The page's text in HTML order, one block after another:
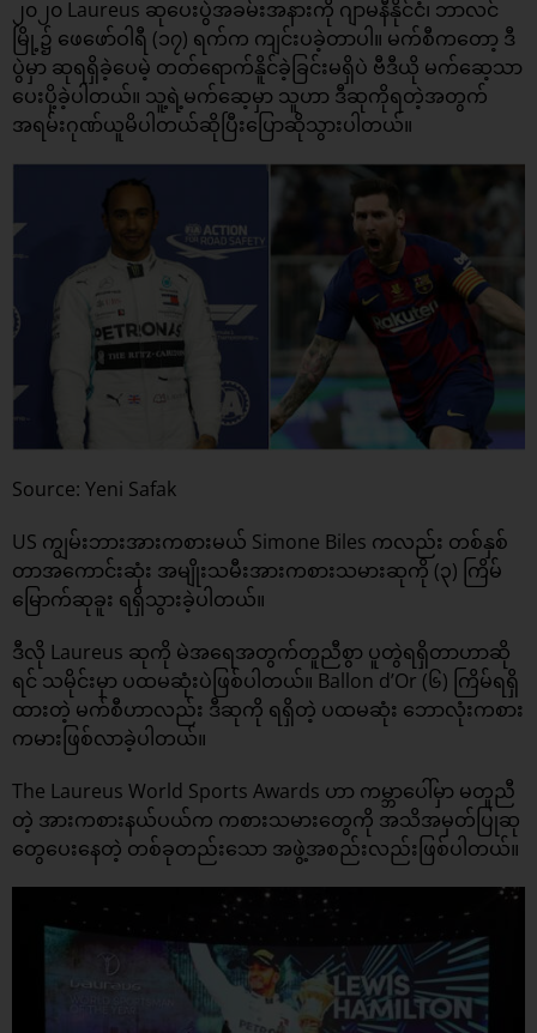
၂၀၂၀ Laureus ဆုပေးပွဲအခမ်းအနားကို ဂျာမနီနိုင်ငံ၊ ဘာလင်
မြို့၌ ဖေဖော်ဝါရီ (၁၇) ရက်က ကျင်းပခဲ့တာပါ။ မက်စီကတော့ ဒီ
ပွဲမှာ ဆုရရှိခဲ့ပေမဲ့ တတ်ရောက်နိူင်ခဲ့ခြင်းမရှိပဲ ဗီဒီယို မက်ဆေ့သာ
ပေးပို့ခဲ့ပါတယ်။ သူ့ရဲ့မက်ဆေ့မှာ သူဟာ ဒီဆုကိုရတဲ့အတွက်
အရမ်းဂုဏ်ယူမိပါတယ်ဆိုပြီးပြောဆိုသွားပါတယ်။
Source: Yeni Safak
US ကျွမ်းဘားအားကစားမယ် Simone Biles ကလည်း တစ်နှစ်
တာအကောင်းဆုံး အမျိုးသမီးအားကစားသမားဆုကို (၃) ကြိမ်
မြောက်ဆုခူး ရရှိသွားခဲ့ပါတယ်။
ဒီလို Laureus ဆုကို မဲအရေအတွက်တူညီစွာ ပူတွဲရရှိတာဟာဆို
ရင် သမိုင်းမှာ ပထမဆုံးပဲဖြစ်ပါတယ်။ Ballon d’Or (၆) ကြိမ်ရရှိ
ထားတဲ့ မက်စီဟာလည်း ဒီဆုကို ရရှိတဲ့ ပထမဆုံး ဘောလုံးကစား
ကမားဖြစ်လာခဲ့ပါတယ်။
The Laureus World Sports Awards ဟာ ကမ္ဘာပေါ်မှာ မတူညီ
တဲ့ အားကစားနယ်ပယ်က ကစားသမားတွေကို အသိအမှတ်ပြုဆု
တွေပေးနေတဲ့ တစ်ခုတည်းသော အဖွဲ့အစည်းလည်းဖြစ်ပါတယ်။